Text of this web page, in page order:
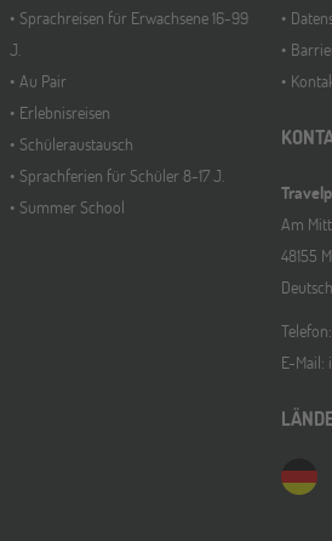
Sprachreisen für Erwachsene 16-99
J.
Au Pair
Erlebnisreisen
Schüleraustausch
Sprachferien für Schüler 8-17 J.
Summer School
Am
48155
E-Mail: